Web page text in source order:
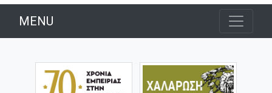
MENU